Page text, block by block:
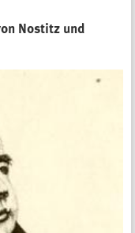
Nostitz und